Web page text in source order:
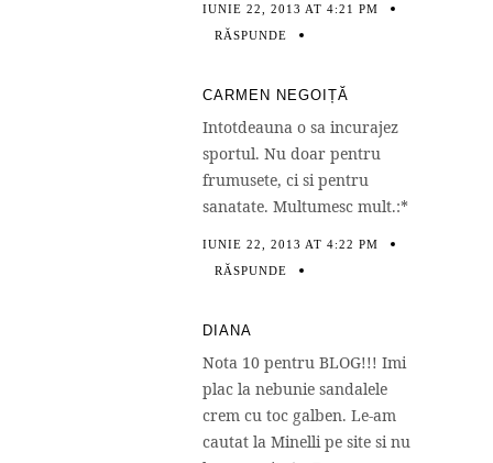
IUNIE 22, 2013 AT 4:21 PM
RĂSPUNDE
CARMEN NEGOIȚĂ
Intotdeauna o sa incurajez
sportul. Nu doar pentru
frumusete, ci si pentru
sanatate. Multumesc mult.:*
IUNIE 22, 2013 AT 4:22 PM
RĂSPUNDE
DIANA
Nota 10 pentru BLOG!!! Imi
plac la nebunie sandalele
crem cu toc galben. Le-am
cautat la Minelli pe site si nu